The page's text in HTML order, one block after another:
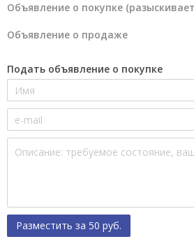
Объявление о покупке
Объявление о продаже
Подать объявление о покупке
Разместить за 50 руб.